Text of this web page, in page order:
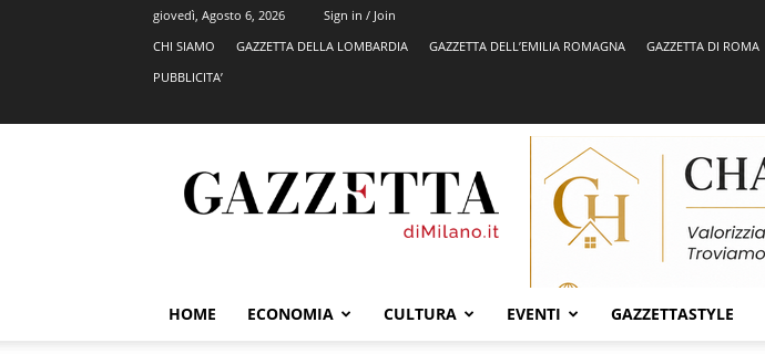
giovedì, Agosto 6, 2026
Sign in / Join
CHI SIAMO
GAZZETTA DELLA LOMBARDIA GAZZETTA DELL’EMILIA ROMAGNA GAZZETTA DI ROMA
PUBBLICITA’
HOME ECONOMIA CULTURA EVENTI GAZZETTASTYLE